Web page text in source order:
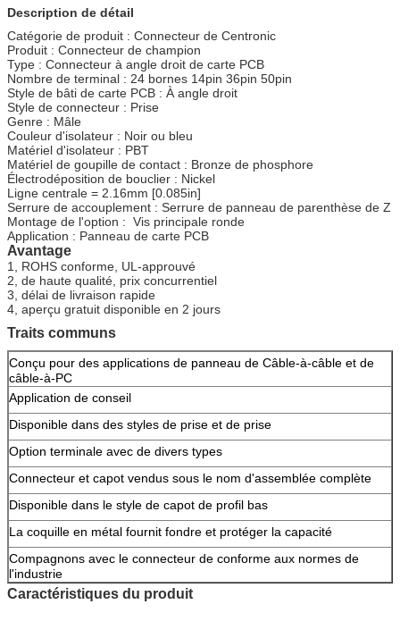
Description de détail
Catégorie de produit : Connecteur de Centronic
Produit : Connecteur de champion
Type : Connecteur à angle droit de carte PCB
Nombre de terminal : 24 bornes 14pin 36pin 50pin
Style de bâti de carte PCB : À angle droit
Style de connecteur : Prise
Genre : Mâle
Couleur d'isolateur : Noir ou bleu
Matériel d'isolateur : PBT
Matériel de goupille de contact : Bronze de phosphore
Électrodéposition de bouclier : Nickel
Ligne centrale = 2.16mm [0.085in]
Serrure de accouplement : Serrure de panneau de parenthèse de Z
Montage de l'option : Vis principale ronde
Application : Panneau de carte PCB
Avantage
1, ROHS conforme, UL-approuvé
2, de haute qualité, prix concurrentiel
3, délai de livraison rapide
4, aperçu gratuit disponible en 2 jours
Traits communs
Conçu pour des applications de panneau de Câble-à-câble et de
câble-à-PC
Application de conseil
Disponible dans des styles de prise et de prise
Option terminale avec de divers types
Connecteur et capot vendus sous le nom d'assemblée complète
Disponible dans le style de capot de profil bas
La coquille en métal fournit fondre et protéger la capacité
Compagnons avec le connecteur de conforme aux normes de
l'industrie
Caractéristiques du produit